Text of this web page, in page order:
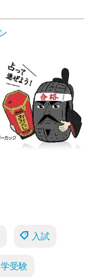
入試
受験